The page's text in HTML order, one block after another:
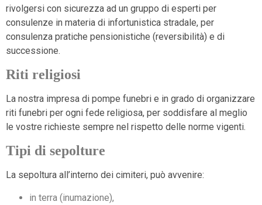
rivolgersi con sicurezza ad un gruppo di esperti per
consulenze in materia di infortunistica stradale, per
consulenza pratiche pensionistiche (reversibilità) e di
successione.
Riti religiosi
La nostra impresa di pompe funebri e in grado di organizzare
riti funebri per ogni fede religiosa, per soddisfare al meglio
le vostre richieste sempre nel rispetto delle norme vigenti.
Tipi di sepolture
La sepoltura all’interno dei cimiteri, può avvenire:
in terra (inumazione),